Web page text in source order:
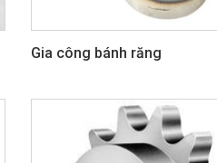
Gia công bánh răng